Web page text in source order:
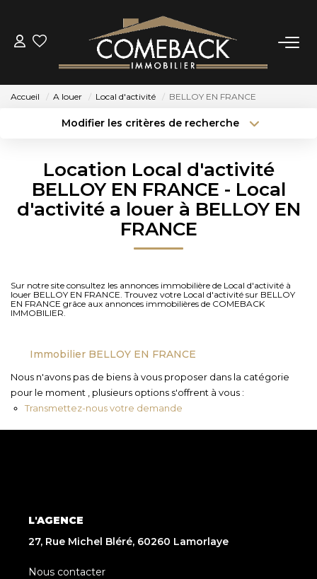
ACHETER
NOTRE AGENCE
BIENS VENDUS
CONTACT
Accueil A louer Local d'activité BELLOY EN FRANCE
Modifier les critères de recherche
Sélectionnez...
Type de bien
Surface min
Budget max Plus de critères
Location Local d'activité
BELLOY EN FRANCE - Local
d'activité a louer à BELLOY EN
FRANCE
Sur notre site consultez les annonces immobilière de Local d'activité à
louer BELLOY EN FRANCE. Trouvez votre Local d'activité sur BELLOY
EN FRANCE grâce aux annonces immobilières de COMEBACK
IMMOBILIER.
Immobilier BELLOY EN FRANCE
Nous n'avons pas de biens à vous proposer dans la catégorie
pour le moment , plusieurs options s'offrent à vous :
Transmettez-nous votre demande
L'AGENCE
27, Rue Michel Bléré, 60260 Lamorlaye
Nous contacter